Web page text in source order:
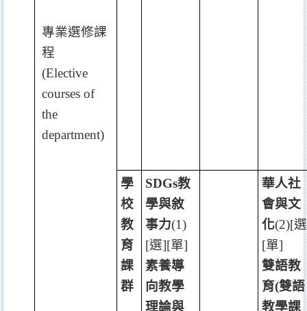
專業選修課
程
(Elective
courses of
the
department)
學
校
教
育
課
群
SDGs教
學與敘
事力(1)
[選][單]
素養導
向教學
理論與
華人社
會與文
化(2)[選
[單]
雙語教
育(雙語
教學課